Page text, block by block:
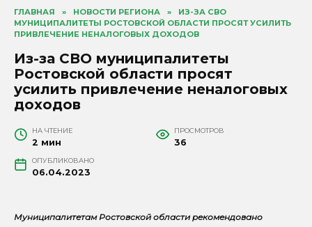
ГЛАВНАЯ » НОВОСТИ РЕГИОНА »
ИЗ-ЗА СВО
МУНИЦИПАЛИТЕТЫ РОСТОВСКОЙ ОБЛАСТИ ПРОСЯТ УСИЛИТЬ
ПРИВЛЕЧЕНИЕ НЕНАЛОГОВЫХ ДОХОДОВ
Из-за СВО муниципалитеты
Ростовской области просят
усилить привлечение неналоговых
доходов
НА ЧТЕНИЕ
2 мин
ПРОСМОТРОВ
36
ОПУБЛИКОВАНО
06.04.2023
Муниципалитетам Ростовской области рекомендовано